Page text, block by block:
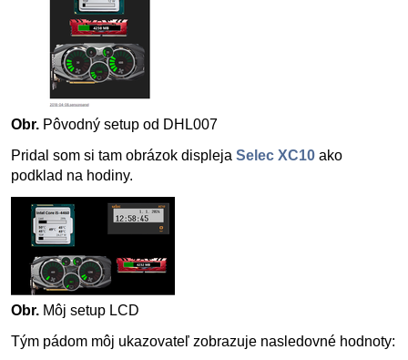
Obr. Pôvodný setup od DHL007
Pridal som si tam obrázok displeja Selec XC10 ako
podklad na hodiny.
Obr. Môj setup LCD
Tým pádom môj ukazovateľ zobrazuje nasledovné hodnoty: